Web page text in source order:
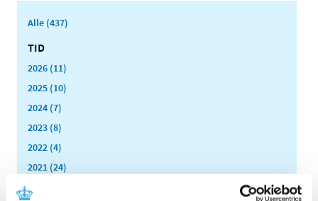
Alle (437)
TID
2026 (11)
2025 (10)
2024 (7)
2023 (8)
2022 (4)
2021 (24)
2020 (7)